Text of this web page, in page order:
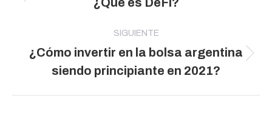
publicaciones
SIGUIENTE
Publicación
siguiente:
¿Cómo invertir en la bolsa argentina
siendo principiante en 2021?